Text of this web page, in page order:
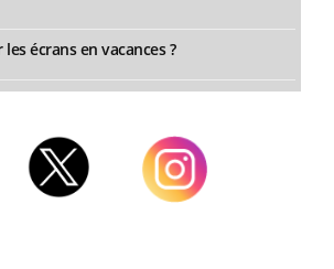
écrans en vacances ?